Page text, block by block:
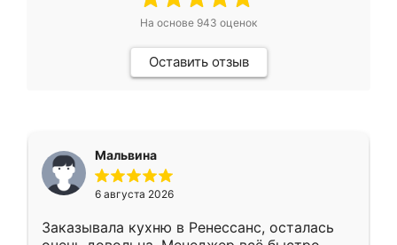
На основе 943 оценок
Оставить отзыв
Мальвина
6 августа 2026
Заказывала кухню в Ренессанс, осталась